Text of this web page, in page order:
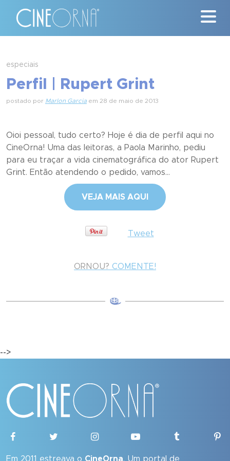
News
Quem Somos
Nossa História
Contato
especiais
Perfil | Rupert Grint
postado por Marlon Garcia em 28 de maio de 2013
Oioi pessoal, tudo certo? Hoje é dia de perfil aqui no
CineOrna! Uma das leitoras, a Paola Marinho, pediu
para eu traçar a vida cinematográfica do ator Rupert
Grint. Então atendendo o pedido, vamos...
VEJA MAIS AQUI
Tweet
ORNOU? COMENTE!
-->
Em 2011 estreava o CineOrna. Um portal de